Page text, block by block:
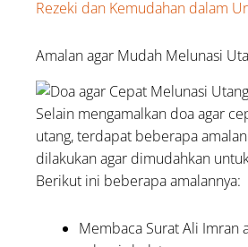
Rezeki dan Kemudahan dalam
Amalan agar Mudah Melunasi
Selain mengamalkan doa agar
utang, terdapat beberapa
dilakukan agar dimudahkan
Berikut ini beberapa amalannya:
Membaca Surat Ali Imran